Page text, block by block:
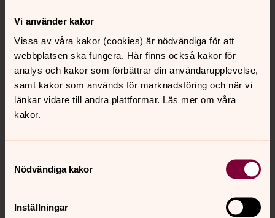
Vi använder kakor
Vissa av våra kakor (cookies) är nödvändiga för att
webbplatsen ska fungera. Här finns också kakor för
analys och kakor som förbättrar din användarupplevelse,
samt kakor som används för marknadsföring och när vi
länkar vidare till andra plattformar. Läs mer om våra
kakor.
Nödvändiga kakor
Inställningar
Kalender
Hitta snabbt